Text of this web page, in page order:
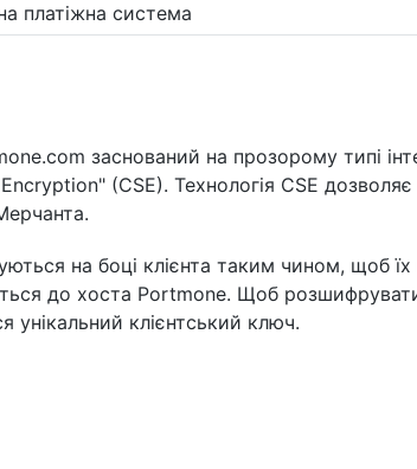
платіжна система
заснований на прозорому типі
(CSE). Технологія CSE
на боці клієнта таким чином, щоб
до хоста Portmone. Щоб
унікальний клієнтський ключ.